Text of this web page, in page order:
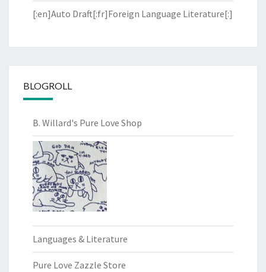
[:en]Auto Draft[:fr]Foreign Language Literature[:]
BLOGROLL
B. Willard's Pure Love Shop
Languages & Literature
Pure Love Zazzle Store